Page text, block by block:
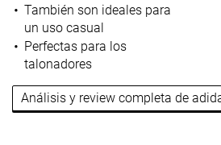
También son ideales para
un uso casual
Perfectas para los
talonadores
Análisis y review completa de